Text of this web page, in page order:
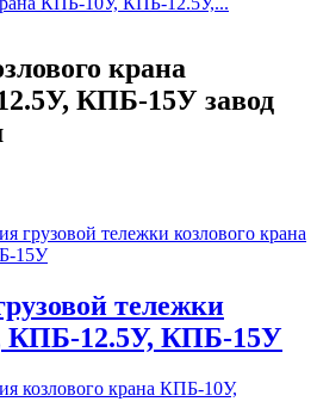
крана
КПБ-15У завод
тележки
КПБ-12.5У, КПБ-15У